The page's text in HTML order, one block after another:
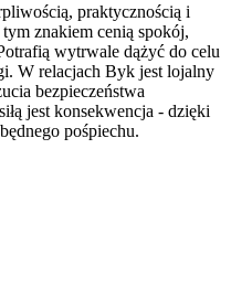
praktycznością i
znakiem cenią spokój,
wytrwale dążyć do celu
W relacjach Byk jest lojalny
bezpieczeństwa
jest konsekwencja - dzięki
pośpiechu.